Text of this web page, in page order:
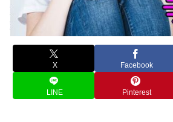
X Facebook
LINE Pinterest